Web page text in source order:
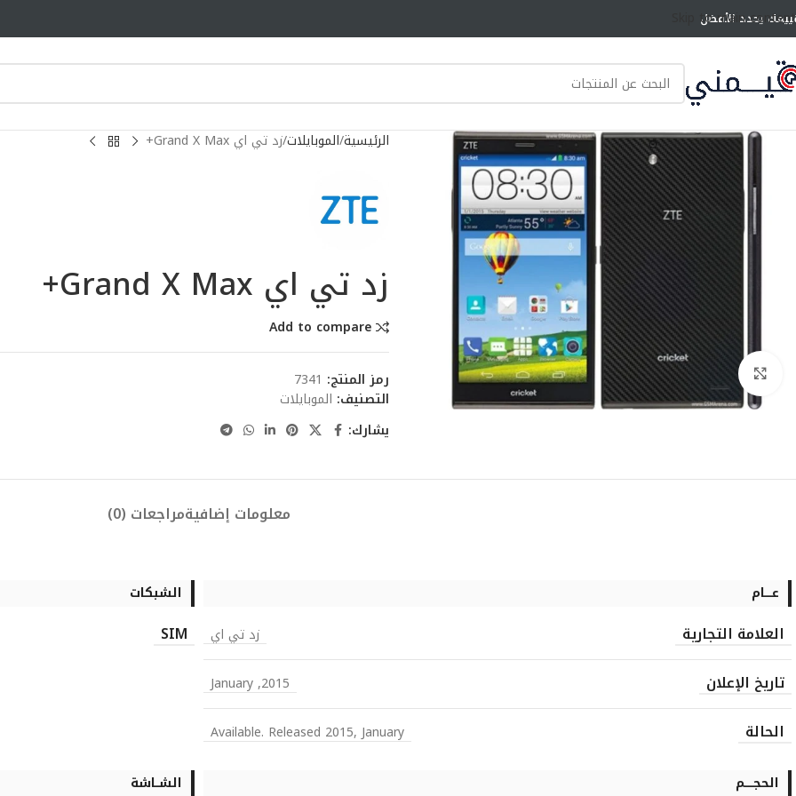
Skip to main content
يحدد الأفضل
انقر للتكبير
الرئيسية الموبايلاتزد تي اي Grand X Max+
زد تي اي Grand X Max+
Add to compare
رمز المنتج: 7341
التصنيف: الموبايلات
يشارك:
معلومات إضافيةمراجعات (0)
عــــام
العلامة التجارية زد تي اي
تاريخ الإعلان 2015, January
الحالة Available. Released 2015, January
الشبكات
SIM
الحجـــــم الشــاشة